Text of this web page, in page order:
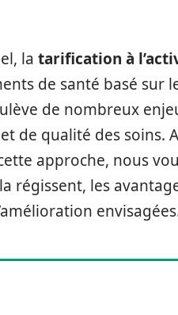
la tarification à
de santé basé sur
de nombreux
et de qualité des
approche, nous
régissent, les